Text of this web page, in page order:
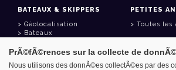
BATEAUX & SKIPPERS
Géolocalisation
Bateaux
PETITES
Toutes les
LIENS UTILES
PrÃ©fÃ©rences sur la collecte de
Nous utilisons des donnÃ©es collectÃ©es par des